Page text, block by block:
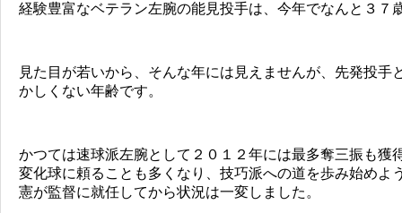
経験豊富なベテラン左腕の能見投手は、今年でなんと３７
見た目が若いから、そんな年には見えませんが、先発投手
かしくない年齢です。
かつては速球派左腕として２０１２年には最多奪三振も獲
変化球に頼ることも多くなり、技巧派への道を歩み始めよ
憲が監督に就任してから状況は一変しました。